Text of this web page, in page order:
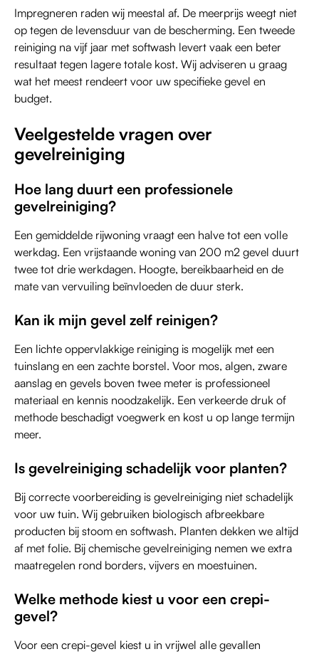
Impregneren raden wij meestal af. De meerprijs weegt niet
op tegen de levensduur van de bescherming. Een tweede
reiniging na vijf jaar met softwash levert vaak een beter
resultaat tegen lagere totale kost. Wij adviseren u graag
wat het meest rendeert voor uw specifieke gevel en
budget.
Veelgestelde vragen over
gevelreiniging
Hoe lang duurt een professionele
gevelreiniging?
Een gemiddelde rijwoning vraagt een halve tot een volle
werkdag. Een vrijstaande woning van 200 m2 gevel duurt
twee tot drie werkdagen. Hoogte, bereikbaarheid en de
mate van vervuiling beïnvloeden de duur sterk.
Kan ik mijn gevel zelf reinigen?
Een lichte oppervlakkige reiniging is mogelijk met een
tuinslang en een zachte borstel. Voor mos, algen, zware
aanslag en gevels boven twee meter is professioneel
materiaal en kennis noodzakelijk. Een verkeerde druk of
methode beschadigt voegwerk en kost u op lange termijn
meer.
Is gevelreiniging schadelijk voor planten?
Bij correcte voorbereiding is gevelreiniging niet schadelijk
voor uw tuin. Wij gebruiken biologisch afbreekbare
producten bij stoom en softwash. Planten dekken we altijd
af met folie. Bij chemische gevelreiniging nemen we extra
maatregelen rond borders, vijvers en moestuinen.
Welke methode kiest u voor een crepi-
gevel?
Voor een crepi-gevel kiest u in vrijwel alle gevallen